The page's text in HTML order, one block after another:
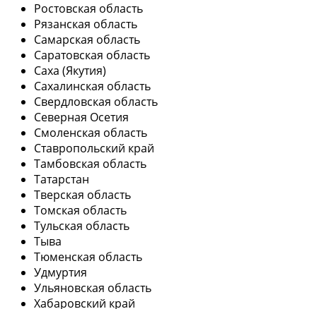
Ростовская область
Рязанская область
Самарская область
Саратовская область
Саха (Якутия)
Сахалинская область
Свердловская область
Северная Осетия
Смоленская область
Ставропольский край
Тамбовская область
Татарстан
Тверская область
Томская область
Тульская область
Тыва
Тюменская область
Удмуртия
Ульяновская область
Хабаровский край